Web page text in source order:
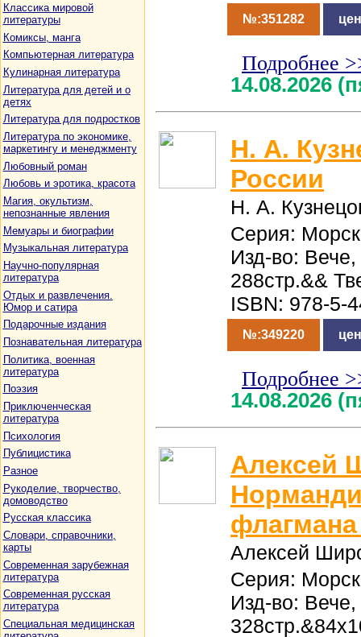
Классика мировой
литературы
Комиксы, манга
Компьютерная литература
Кулинарная литература
Литература для детей и о
детях
Литература для подростков
Литература по экономике,
маркетингу и менеджменту
Любовный роман
Любовь и эротика, красота
Магия, окультизм,
непознанные явления
Мемуары и биографии
Музыкальная литература
Научно-популярная
литература
Отдых и развлечения.
Юмор и сатира
Подарочные издания
Познавательная литература
Политика, военная
литература
Поэзия
Приключенческая
литература
Психология
Публицистика
Разное
Рукоделие, творчество,
домоводство
Русская классика
Словари, справочники,
карты
Современная зарубежная
литература
Современная русская
литература
Специальная медицинская
№:351282
Подробнее
14.08.2026
Н. А.
России
Н. А.
Серия:
Изд-во: Вече,
288стр.&&
ISBN: 978-5-
№:349220
Подробнее
14.08.2026
Алексей
Алексей
Серия:
Изд-во: Вече,